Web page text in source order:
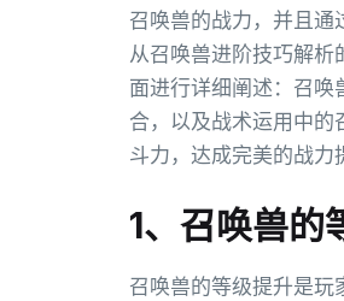
召唤兽的战力，并且通
从召唤兽进阶技巧解析
面进行详细阐述：召唤
合，以及战术运用中
斗力，达成完美的战力
1、召唤兽的
召唤兽的等级提升是玩